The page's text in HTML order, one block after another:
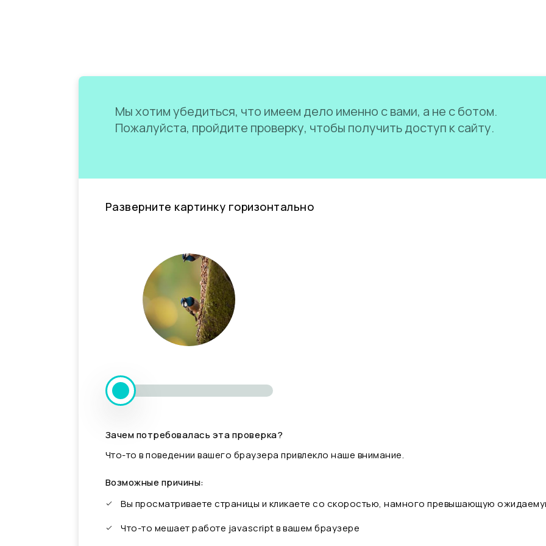
Мы хотим убедиться, что имеем дело именно с вами, а не с ботом.
Пожалуйста, пройдите проверку, чтобы получить доступ к сайту.
Разверните картинку горизонтально
Зачем потребовалась эта проверка?
Что-то в поведении вашего браузера привлекло наше внимание.
Возможные причины:
Вы просматриваете страницы и кликаете со скоростью, намного превышающую
Что-то мешает работе javascript в вашем браузере